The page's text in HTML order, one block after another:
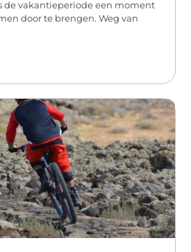
de vakantieperiode een moment
door te brengen. Weg van